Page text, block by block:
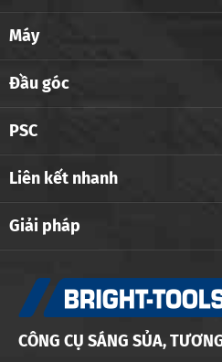
Máy
Đầu góc
PSC
Liên kết nhanh
Giải pháp
CÔNG CỤ SÁNG SỦA,